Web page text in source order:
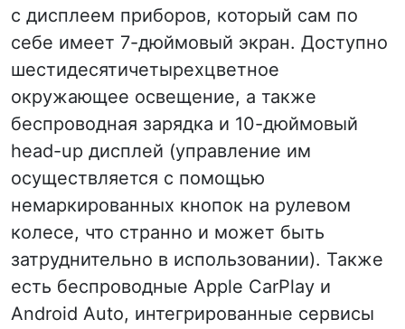
с дисплеем приборов, который сам по
себе имеет 7-дюймовый экран. Доступно
шестидесятичетырехцветное
окружающее освещение, а также
беспроводная зарядка и 10-дюймовый
head-up дисплей (управление им
осуществляется с помощью
немаркированных кнопок на рулевом
колесе, что странно и может быть
затруднительно в использовании). Также
есть беспроводные Apple CarPlay и
Android Auto, интегрированные сервисы